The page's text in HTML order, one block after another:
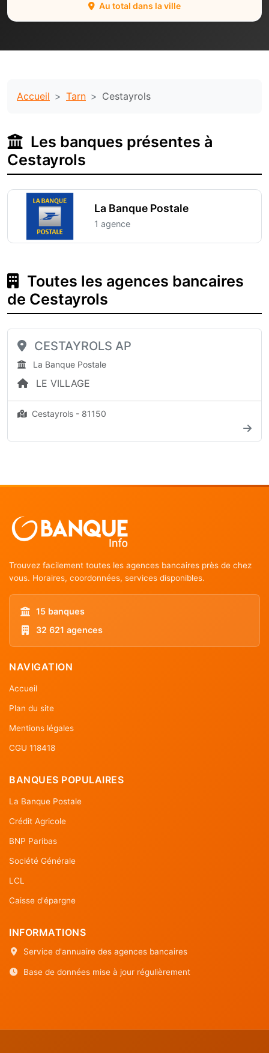
Au total dans la ville
Accueil Tarn Cestayrols
Les banques présentes à
Cestayrols
La Banque Postale
1 agence
Toutes les agences bancaires
de Cestayrols
CESTAYROLS AP
La Banque Postale
LE VILLAGE
Cestayrols - 81150
Trouvez facilement toutes les agences bancaires près de chez
vous. Horaires, coordonnées, services disponibles.
15 banques
32 621 agences
NAVIGATION
Accueil
Plan du site
Mentions légales
CGU 118418
BANQUES POPULAIRES
La Banque Postale
Crédit Agricole
BNP Paribas
Société Générale
LCL
Caisse d'épargne
INFORMATIONS
Service d'annuaire des agences bancaires
Base de données mise à jour régulièrement